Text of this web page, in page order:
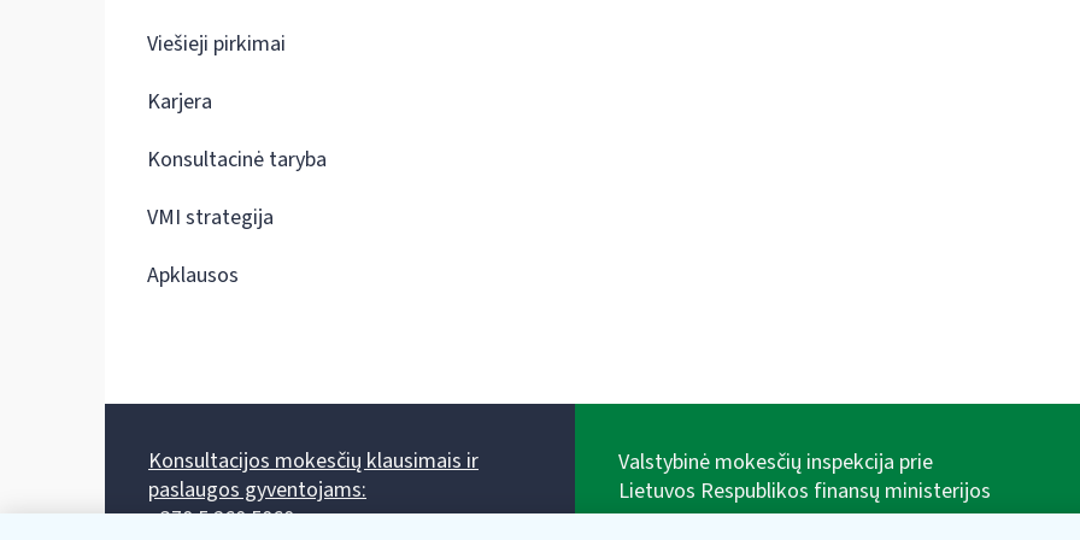
Viešieji pirkimai
Karjera
Konsultacinė taryba
VMI strategija
Apklausos
Konsultacijos mokesčių klausimais ir
paslaugos gyventojams:
+370 5 260 5060
Valstybinė mokesčių inspekcija prie
Lietuvos Respublikos finansų ministerijos